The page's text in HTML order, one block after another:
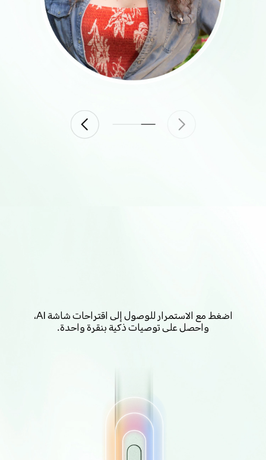
اضغط مع الاستمرار للوصول إلى اقتراحات شاشة AI،
واحصل على توصيات ذكية بنقرة واحدة.